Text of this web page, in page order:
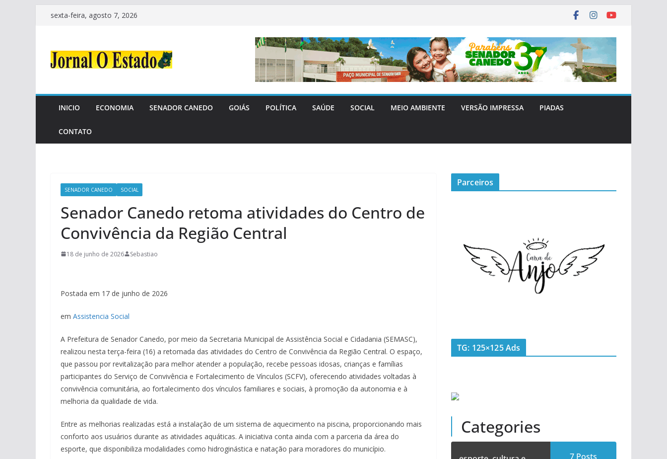
Pular
conteúdo
sexta-feira, agosto 7, 2026
INICIO ECONOMIA SENADOR CANEDO GOIÁS POLÍTICA SAÚDE SOCIAL MEIO AMBIENTE VERSÃO IMPRESSA PIADAS
CONTATO
SENADOR CANEDO SOCIAL
Senador Canedo retoma atividades do Centro de
Convivência da Região Central
18 de junho de 2026 Sebastiao
Postada em 17 de junho de 2026
em Assistencia Social
A Prefeitura de Senador Canedo, por meio da Secretaria Municipal de Assistência Social e Cidadania (SEMASC),
realizou nesta terça-feira (16) a retomada das atividades do Centro de Convivência da Região Central. O espaço,
que passou por revitalização para melhor atender a população, recebe pessoas idosas, crianças e famílias
participantes do Serviço de Convivência e Fortalecimento de Vínculos (SCFV), oferecendo atividades voltadas à
convivência comunitária, ao fortalecimento dos vínculos familiares e sociais, à promoção da autonomia e à
melhoria da qualidade de vida.
Entre as melhorias realizadas está a instalação de um sistema de aquecimento na piscina, proporcionando mais
conforto aos usuários durante as atividades aquáticas. A iniciativa conta ainda com a parceria da área do
esporte, que disponibiliza modalidades como hidroginástica e natação para moradores do município.
Parceiros
TG: 125×125 Ads
Categories
7 Posts